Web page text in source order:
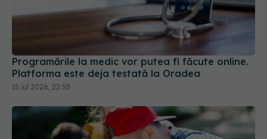
Programările la medic vor putea fi făcute online.
Platforma este deja testată la Oradea
15 iul 2026, 22:55